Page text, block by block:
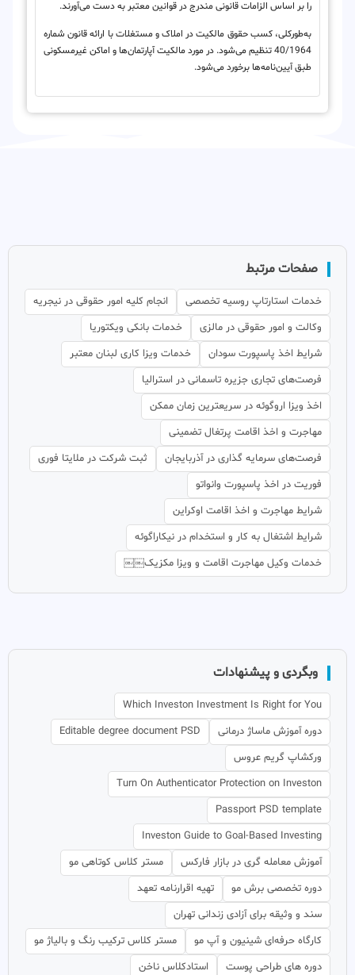
را بر اساس الزامات قانونی مندرج در قوانین معتبر به دست می‌آورند.
به‌طورکلی، کسب حقوق مالکیت در املاک و مستغلات با ارائه قانون شماره
40/1964 تنظیم می‌شود. در مورد مالکیت آپارتمان‌ها و اماکن غیرمسکونی
طبق آیین‌نامه‌ها برخورد می‌شود.
صفحات مرتبط
خدمات استارتاپ روسیه تخصصی
انجام کلیه امور حقوقی در نیجریه
وکالت و امور حقوقی در مالزی
خدمات بانکی ویکتوریا
شرایط اخذ پاسپورت سودان
خدمات ویزا کاری لبنان معتبر
فرصت‌های تجاری جزیره تاسمانی در استرالیا
اخذ ویزا اروگوئه در سریعترین زمان ممکن
مهاجرت و اخذ اقامت پرتغال تضمینی
فرصت‌های سرمایه گذاری در آذربایجان
ثبت شرکت در ملایتا فوری
فوریت در اخذ پاسپورت وانواتو
شرایط مهاجرت و اخذ اقامت اوکراین
شرایط اشتغال به کار و استخدام در نیکاراگوئه
خدمات وکیل مهاجرت اقامت و ویزا مکزیک￼￼
وبگردی و پیشنهادات
Which Investon Investment Is Right for You
دوره آموزش ماساژ درمانی
Editable degree document PSD
ورکشاپ گریم عروس
Turn On Authenticator Protection on Investon
Passport PSD template
Investon Guide to Goal-Based Investing
آموزش معامله گری در بازار فارکس
مستر کلاس کوتاهی مو
دوره تخصصی برش مو
تهیه اقرارنامه تعهد
سند و وثیقه برای آزادی زندانی تهران
کارگاه حرفه‌ای شینیون و آپ مو
مستر کلاس ترکیب رنگ و بالیاژ مو
دوره های طراحی پوست
استادکلاس ناخن